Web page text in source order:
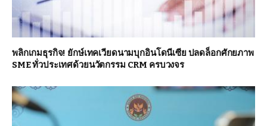
พลิกเกมธุรกิจ! ยักษ์เทคเวียดนามบุกอินโดนีเซีย ปลดล็อกศักยภาพ
SME ทั่วประเทศด้วยนวัตกรรม CRM ครบวงจร